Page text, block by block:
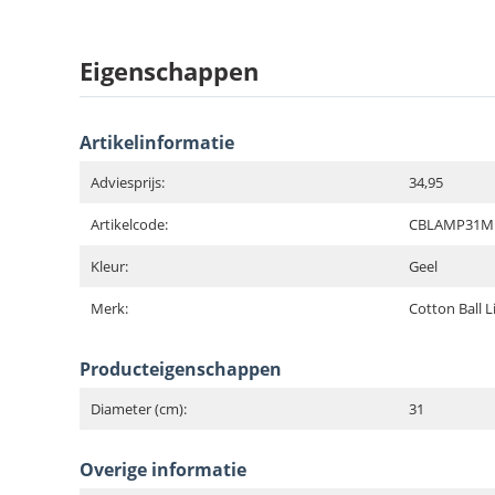
Eigenschappen
Artikelinformatie
Adviesprijs: 34,95
Artikelcode:
Kleur: Geel
Merk: Cotton Ball
Producteigenschappen
Diameter (cm): 31
Overige informatie